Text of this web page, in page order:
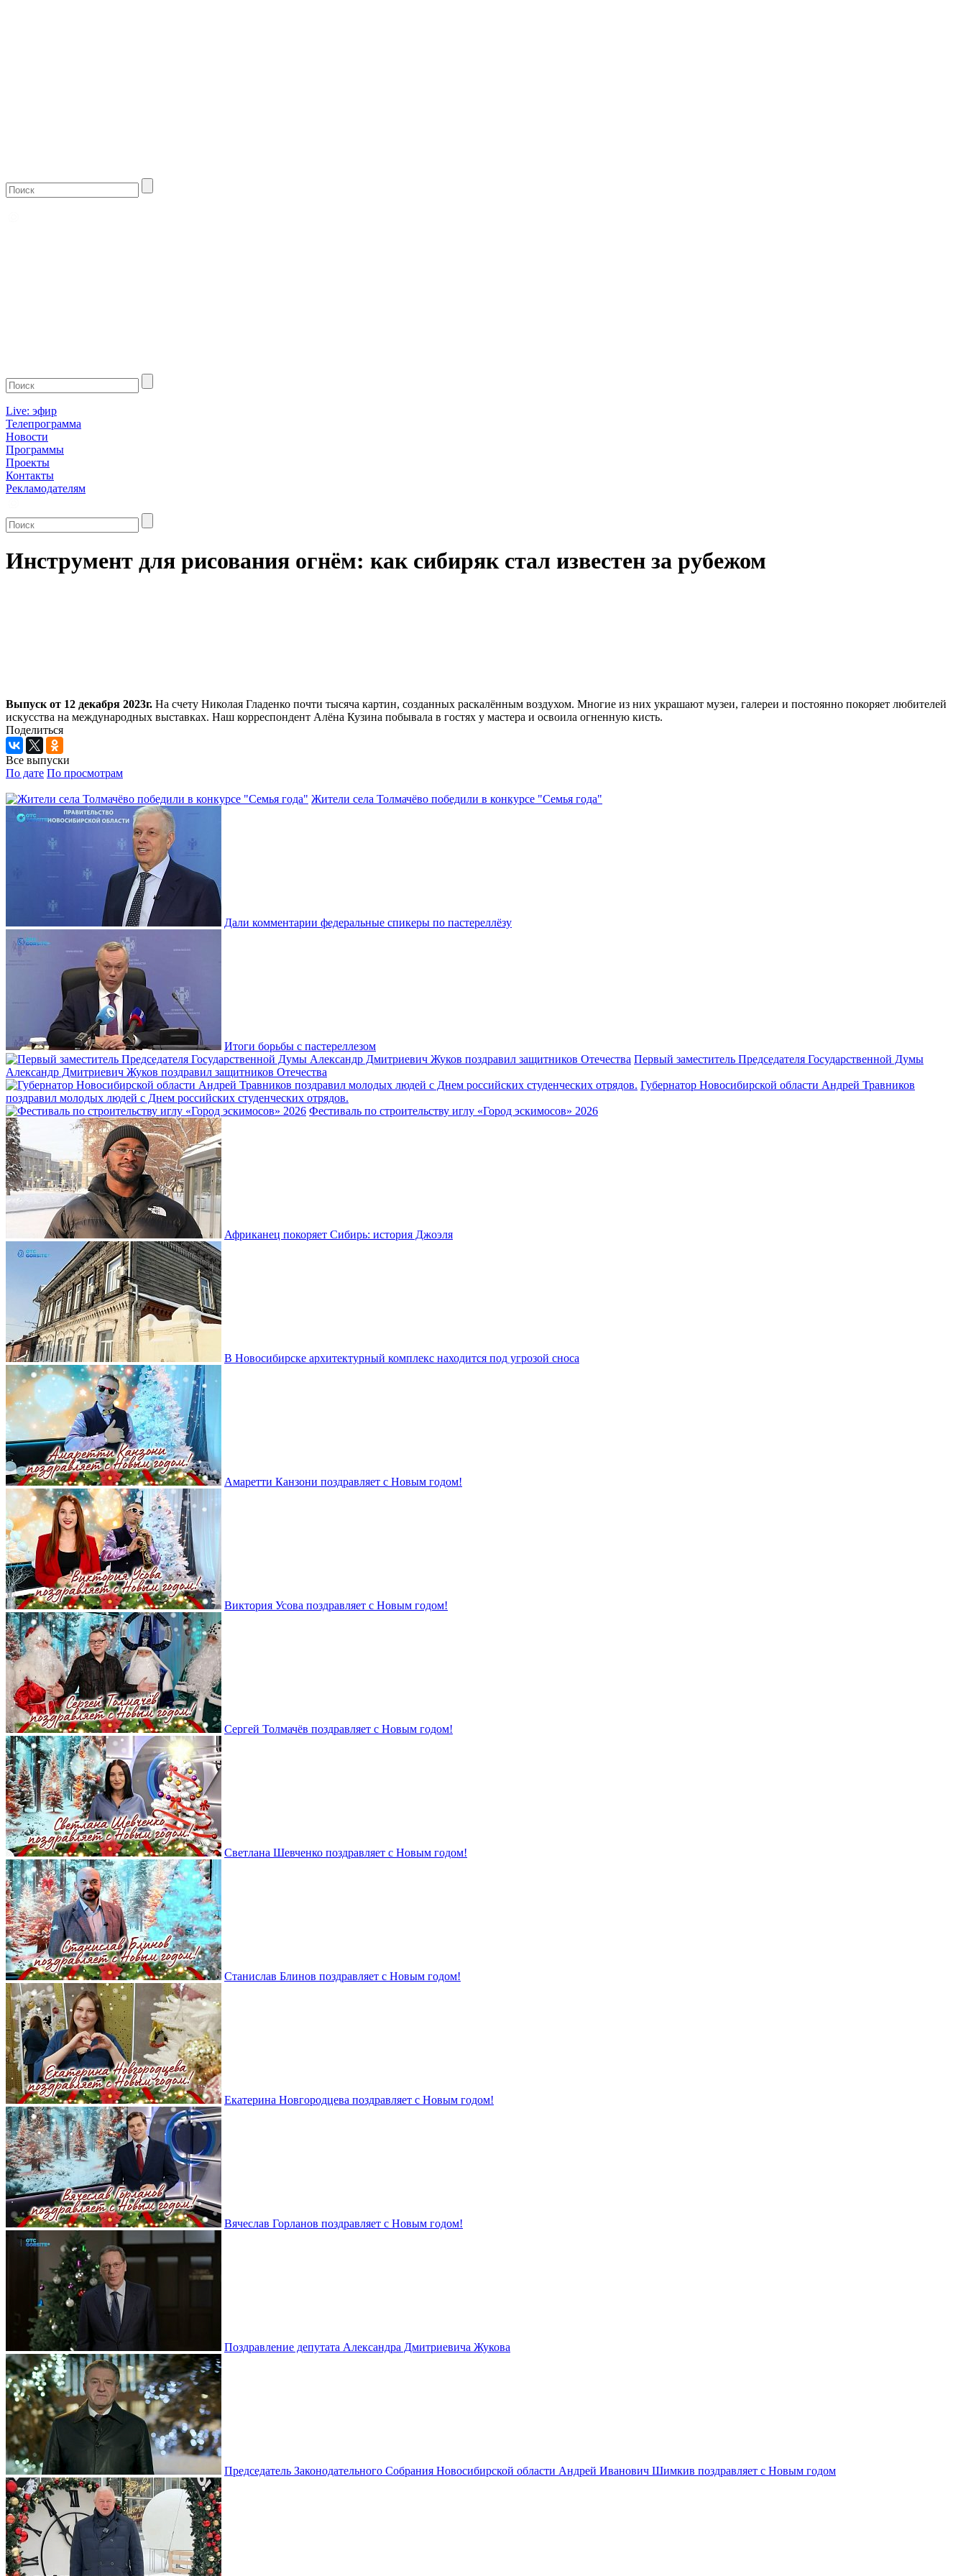
Live: эфир
Телепрограмма
Новости
Программы
Проекты
Контакты
Рекламодателям
Инструмент для рисования огнём: как сибиряк стал известен за рубежом
Выпуск от 12 декабря 2023г. На счету Николая Гладенко почти тысяча картин, созданных раскалённым воздухом. Многие из них украшают музеи, галереи и постоянно покоряет любителей
искусства на международных выставках. Наш корреспондент Алёна Кузина побывала в гостях у мастера и освоила огненную кисть.
Поделиться
Все выпуски
По дате По просмотрам
Жители села Толмачёво победили в конкурсе "Семья года"
Дали комментарии федеральные спикеры по пастереллёзу
Итоги борьбы с пастереллезом
Первый заместитель Председателя Государственной Думы
Александр Дмитриевич Жуков поздравил защитников Отечества
Губернатор Новосибирской области Андрей Травников
поздравил молодых людей с Днем российских студенческих отрядов.
Фестиваль по строительству иглу «Город эскимосов» 2026
Африканец покоряет Сибирь: история Джоэля
В Новосибирске архитектурный комплекс находится под угрозой сноса
Амаретти Канзони поздравляет с Новым годом!
Виктория Усова поздравляет с Новым годом!
Сергей Толмачёв поздравляет с Новым годом!
Светлана Шевченко поздравляет с Новым годом!
Станислав Блинов поздравляет с Новым годом!
Екатерина Новгородцева поздравляет с Новым годом!
Вячеслав Горланов поздравляет с Новым годом!
Поздравление депутата Александра Дмитриевича Жукова
Председатель Законодательного Собрания Новосибирской области Андрей Иванович Шимкив поздравляет с Новым годом